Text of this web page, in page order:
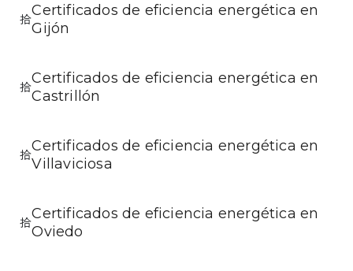
Certificados de eficiencia energética en
Gijón
Certificados de eficiencia energética en
Castrillón
Certificados de eficiencia energética en
Villaviciosa
Certificados de eficiencia energética en
Oviedo